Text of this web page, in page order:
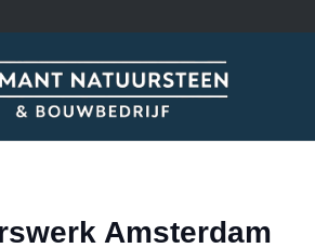
Amsterdam